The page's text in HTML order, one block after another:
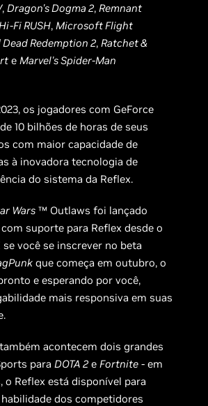
, Dragon's Dogma 2, Remnant
Hi-Fi RUSH, Microsoft Flight
Dead Redemption 2, Ratchet &
e Marvel's Spider-Man
os jogadores com GeForce
10 bilhões de horas de seus
com maior capacidade de
à inovadora tecnologia de
do sistema da Reflex.
Wars ™ Outlaws foi lançado
suporte para Reflex desde o
você se inscrever no beta
que começa em outubro, o
e esperando por você,
mais responsiva em suas
acontecem dois grandes
para DOTA 2 e Fortnite - em
o Reflex está disponível para
dos competidores